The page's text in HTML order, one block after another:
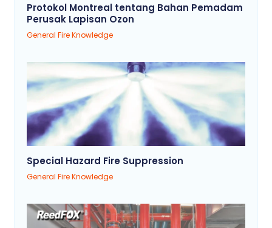
Protokol Montreal tentang Bahan Pemadam
Perusak Lapisan Ozon
General Fire Knowledge
Special Hazard Fire Suppression
General Fire Knowledge